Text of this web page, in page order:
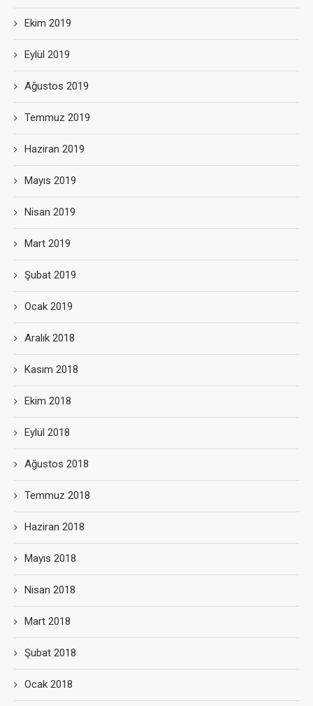
Ekim 2019
Eylül 2019
Ağustos 2019
Temmuz 2019
Haziran 2019
Mayıs 2019
Nisan 2019
Mart 2019
Şubat 2019
Ocak 2019
Aralık 2018
Kasım 2018
Ekim 2018
Eylül 2018
Ağustos 2018
Temmuz 2018
Haziran 2018
Mayıs 2018
Nisan 2018
Mart 2018
Şubat 2018
Ocak 2018